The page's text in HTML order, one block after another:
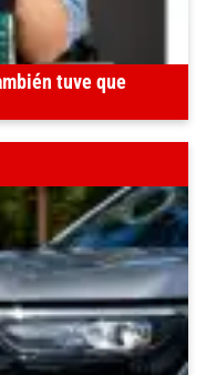
tuve que